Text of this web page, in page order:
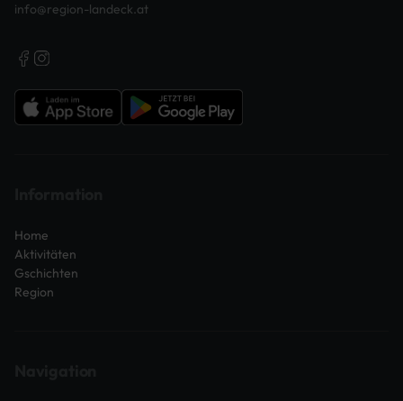
info@region-landeck.at
Home
Aktivitäten
Gschichten
Region